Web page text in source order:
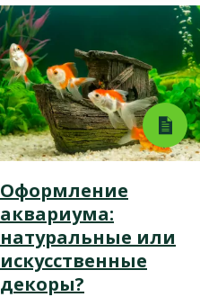
Оформление
аквариума:
натуральные или
искусственные
декоры?